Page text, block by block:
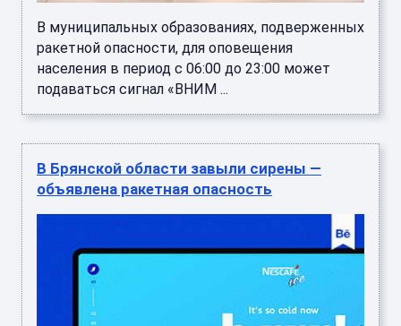
В муниципальных образованиях, подверженных
ракетной опасности, для оповещения
населения в период с 06:00 до 23:00 может
подаваться сигнал «ВНИМ ...
В Брянской области завыли сирены —
объявлена ракетная опасность